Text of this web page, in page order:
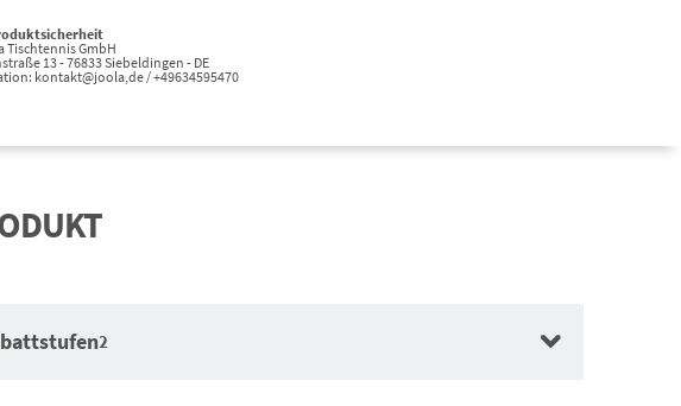
Tischtennis GmbH
13 - 76833 Siebeldingen - DE
kontakt@joola,de / +49634595470
2